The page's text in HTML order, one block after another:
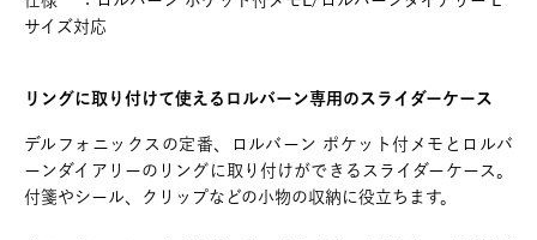
サイズ対応
リングに取り付けて使えるロルバーン専用のスライダーケース
デルフォニックスの定番、ロルバーン ポケット付メモとロルバ
ーンダイアリーのリングに取り付けができるスライダーケース。
付箋やシール、クリップなどの小物の収納に役立ちます。